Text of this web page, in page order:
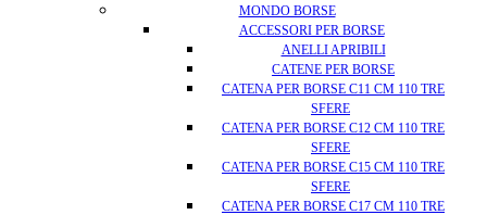
MONDO BORSE
ACCESSORI PER BORSE
ANELLI APRIBILI
CATENE PER BORSE
CATENA PER BORSE C11 CM 110 TRE
SFERE
CATENA PER BORSE C12 CM 110 TRE
SFERE
CATENA PER BORSE C15 CM 110 TRE
SFERE
CATENA PER BORSE C17 CM 110 TRE